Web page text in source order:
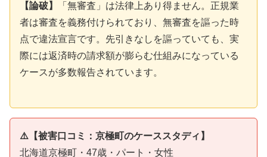
【論破】
「無審査」は法律上あり得ません。正規業
者は審査を義務付けられており、無審査を謳った時
点で違法宣言です。先引きなしを謳っていても、実
際には返済時の請求額が膨らむ仕組みになっている
ケースが多数報告されています。
⚠️【被害口コミ：京極町のケーススタディ】
北海道京極町・47歳・パート・女性